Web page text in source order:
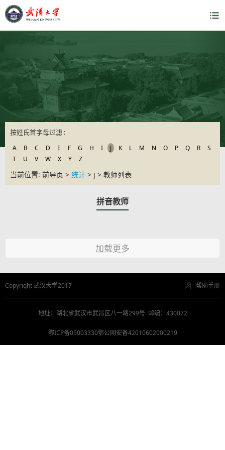
按姓氏首字母过滤 :
A B C D E F G H I J K L M N O P Q R
S
T
U V W X Y Z
当前位置: 前导页 > 统计 > j > 教师列表
拼音教师
加载更多
Copyright 武汉大学2017 帮助手册
地址：湖北省武汉市武昌区八一路299号 邮编：430072
鄂ICP备05003330鄂公网安备42010602000219